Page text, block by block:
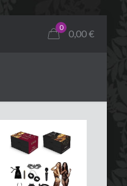
0
0,00€